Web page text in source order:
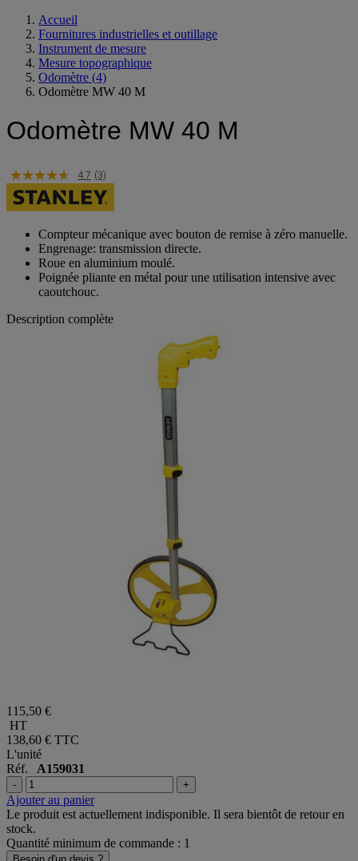
Accueil
Fournitures industrielles et outillage
Instrument de mesure
Mesure topographique
Odomètre (4)
Odomètre MW 40 M
Odomètre MW 40 M
4.7 (3)
Compteur mécanique avec bouton de remise à zéro manuelle.
Engrenage: transmission directe.
Roue en aluminium moulé.
Poignée pliante en métal pour une utilisation intensive avec
caoutchouc.
Description complète
115,50 €
HT
138,60 € TTC
L'unité
Réf. A159031
- +
Ajouter au panier
Le produit est actuellement indisponible. Il sera bientôt de retour en
stock.
Quantité minimum de commande : 1